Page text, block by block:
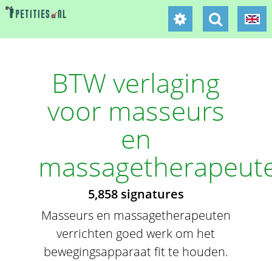
BTW verlaging
voor masseurs
en
5,858 signatures
Masseurs en massagetherapeuten
verrichten goed werk om het
bewegingsapparaat fit te houden.